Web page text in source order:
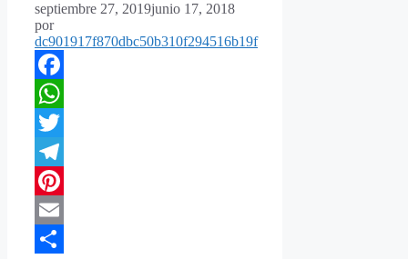
septiembre 27, 2019junio 17, 2018
por
dc901917f870dbc50b310f294516b19f
Facebook
WhatsApp
Twitter
Telegram
Pinterest
Email